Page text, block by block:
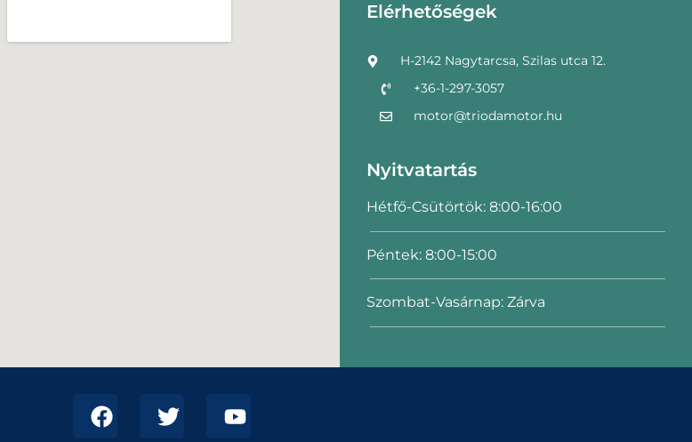
Elérhetőségek
H-2142 Nagytarcsa, Szilas utca 12.
+36-1-297-3057
motor@triodamotor.hu
Nyitvatartás
Hétfő-Csütörtök: 8:00-16:00
Péntek: 8:00-15:00
Szombat-Vasárnap: Zárva